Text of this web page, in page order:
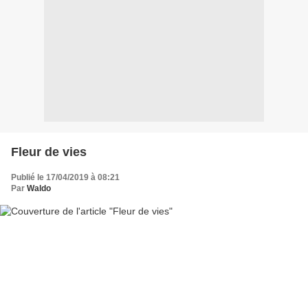
Fleur de vies
Publié le 17/04/2019 à 08:21
Par Waldo